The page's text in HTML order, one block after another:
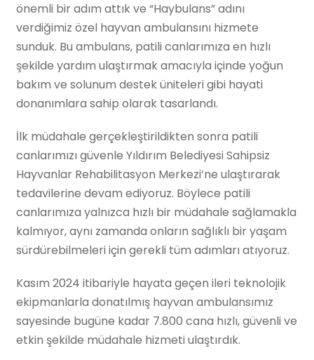
önemli bir adım attık ve “Haybulans” adını
verdiğimiz özel hayvan ambulansını hizmete
sunduk. Bu ambulans, patili canlarımıza en hızlı
şekilde yardım ulaştırmak amacıyla içinde yoğun
bakım ve solunum destek üniteleri gibi hayati
donanımlara sahip olarak tasarlandı.
İlk müdahale gerçekleştirildikten sonra patili
canlarımızı güvenle Yıldırım Belediyesi Sahipsiz
Hayvanlar Rehabilitasyon Merkezi’ne ulaştırarak
tedavilerine devam ediyoruz. Böylece patili
canlarımıza yalnızca hızlı bir müdahale sağlamakla
kalmıyor, aynı zamanda onların sağlıklı bir yaşam
sürdürebilmeleri için gerekli tüm adımları atıyoruz.
Kasım 2024 itibariyle hayata geçen ileri teknolojik
ekipmanlarla donatılmış hayvan ambulansımız
sayesinde bugüne kadar 7.800 cana hızlı, güvenli ve
etkin şekilde müdahale hizmeti ulaştırdık.